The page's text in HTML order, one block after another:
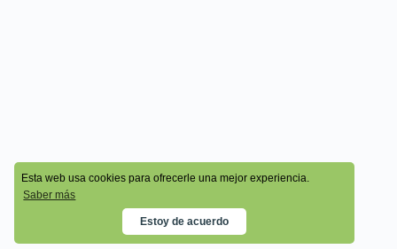
Esta web usa cookies para ofrecerle una mejor experiencia.
Saber más
Estoy de acuerdo
© 2026 - Cala Academy